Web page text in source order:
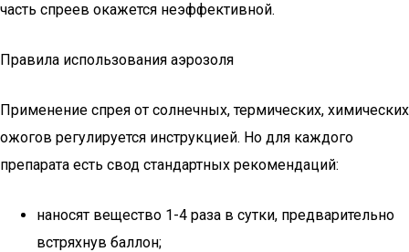
часть спреев окажется неэффективной.
Правила использования аэрозоля
Применение спрея от солнечных, термических, химических
ожогов регулируется инструкцией. Но для каждого
препарата есть свод стандартных рекомендаций:
наносят вещество 1-4 раза в сутки, предварительно
встряхнув баллон;